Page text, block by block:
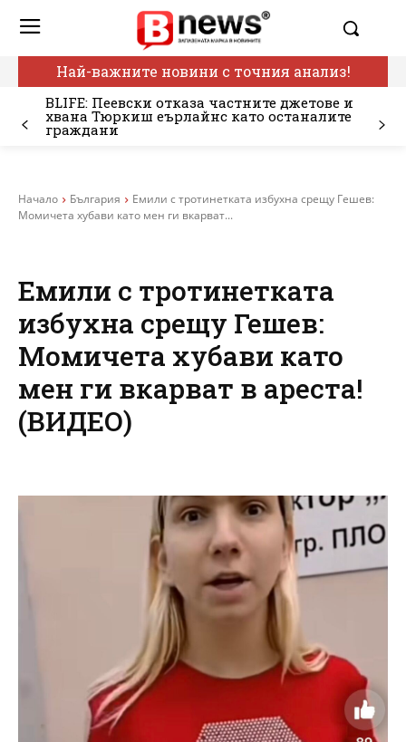
Най-важните новини с точния анализ!
BLIFE: Пеевски отказа частните джетове и
хвана Тюркиш еърлайнс като останалите
граждани
Начало България
Емили с тротинетката избухна срещу Гешев:
Момичета хубави като мен ги вкарват...
Емили с тротинетката
избухна срещу Гешев:
Момичета хубави като
мен ги вкарват в ареста!
(ВИДЕО)